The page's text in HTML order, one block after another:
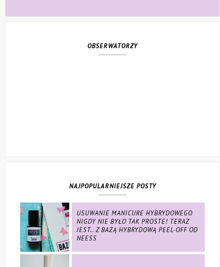
OBSERWATORZY
NAJPOPULARNIEJSZE POSTY
USUWANIE MANICURE HYBRYDOWEGO
NIGDY NIE BYŁO TAK PROSTE! TERAZ
JEST.. Z BAZĄ HYBRYDOWĄ PEEL-OFF OD
NEESS